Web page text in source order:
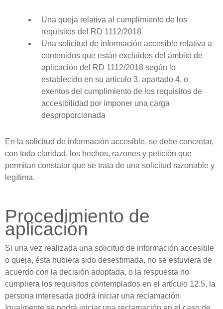
Una queja relativa al cumplimiento de los
requisitos del RD 1112/2018
Una solicitud de información accesible relativa a
contenidos que están excluidos del ámbito de
aplicación del RD 1112/2018 según lo
establecido en su artículo 3, apartado 4, o
exentos del cumplimiento de los requisitos de
accesibilidad por imponer una carga
desproporcionada
En la solicitud de información accesible, se debe concretar,
con toda claridad, los hechos, razones y petición que
permitan constatar que se trata de una solicitud razonable y
legítima.
Procedimiento de
aplicación
Si una vez realizada una solicitud de información accesible
o queja, ésta hubiera sido desestimada, no se estuviera de
acuerdo con la decisión adoptada, o la respuesta no
cumpliera los requisitos contemplados en el artículo 12.5, la
persona interesada podrá iniciar una reclamación.